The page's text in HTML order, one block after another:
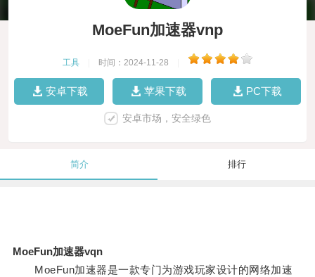
MoeFun加速器vnp
工具 时间：2024-11-28
安卓下载 苹果下载 PC下载
安卓市场，安全绿色
简介 排行
MoeFun加速器vqn
MoeFun加速器是一款专门为游戏玩家设计的网络加速